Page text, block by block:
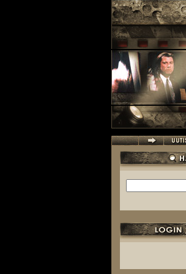
Hakulomake